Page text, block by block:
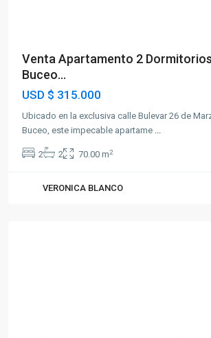
Venta Apartamento 2
Buceo...
USD $ 315.000
Ubicado en la exclusiva calle Bulevar 26 de
Buceo, este impecable apartame ...
2 2 70.00 m2
VERONICA BLANCO
Puerto